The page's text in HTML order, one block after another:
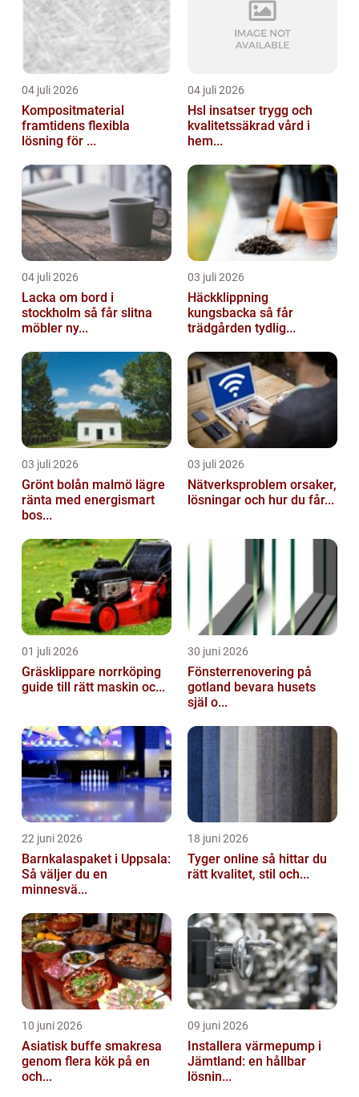
04 juli 2026
Kompositmaterial
framtidens flexibla
lösning för ...
04 juli 2026
Hsl insatser trygg och
kvalitetssäkrad vård i
hem...
04 juli 2026
Lacka om bord i
stockholm så får slitna
möbler ny...
03 juli 2026
Häckklippning
kungsbacka så får
trädgården tydlig...
03 juli 2026
Grönt bolån malmö lägre
ränta med energismart
bos...
03 juli 2026
Nätverksproblem orsaker,
lösningar och hur du får...
01 juli 2026
Gräsklippare norrköping
guide till rätt maskin oc...
30 juni 2026
Fönsterrenovering på
gotland bevara husets
själ o...
22 juni 2026
Barnkalaspaket i Uppsala:
Så väljer du en
minnesvä...
18 juni 2026
Tyger online så hittar du
rätt kvalitet, stil och...
10 juni 2026
Asiatisk buffe smakresa
genom flera kök på en
och...
09 juni 2026
Installera värmepump i
Jämtland: en hållbar
lösnin...